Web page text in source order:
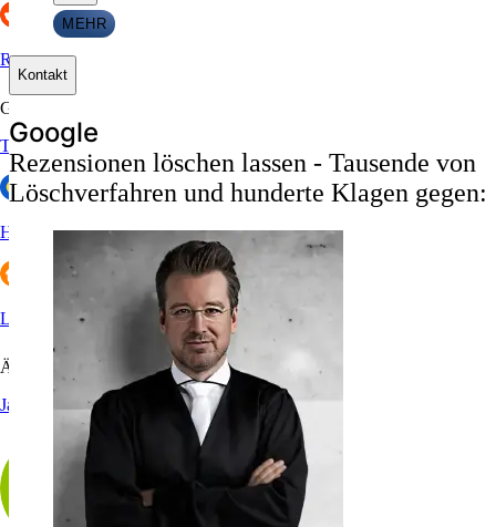
Reddit
Gastronomie & Hotels
Tripadvisor
HolidayCheck
Lieferando
Ärzte
Jameda
MEHR
Kontakt
Google
Rezensionen löschen lassen - Tausende von
Löschverfahren und hunderte Klagen gegen: